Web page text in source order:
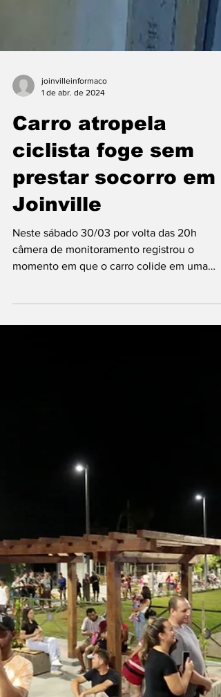
joinvilleinformaco
Carro atropela
ciclista foge sem
prestar socorro em
Joinville
Neste sábado 30/03 por volta das 20h
câmera de monitoramento registrou o